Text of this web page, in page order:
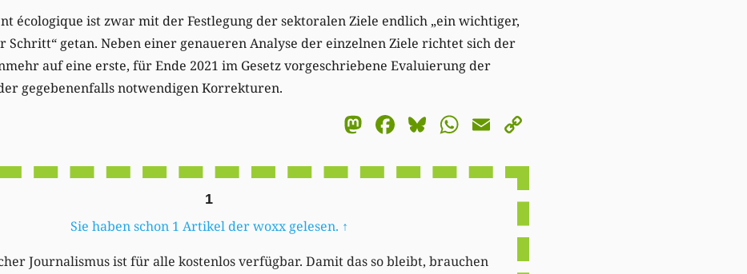
écologique ist zwar mit der Festlegung der sektoralen Ziele endlich „ein wichtiger,
Schritt“ getan. Neben einer genaueren Analyse der einzelnen Ziele richtet sich der
auf eine erste, für Ende 2021 im Gesetz vorgeschriebene Evaluierung der
gegebenenfalls notwendigen Korrekturen.
Mastodon
Facebook
Bluesky
WhatsApp
Email
1
Sie haben schon 1 Artikel der woxx gelesen. ↑
Journalismus ist für alle kostenlos verfügbar. Damit das so bleibt, brauchen